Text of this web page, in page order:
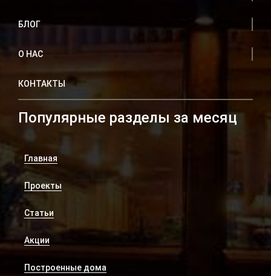
БЛОГ
О НАС
КОНТАКТЫ
Популярные разделы за месяц
Главная
Проекты
Статьи
Акции
Построенные дома